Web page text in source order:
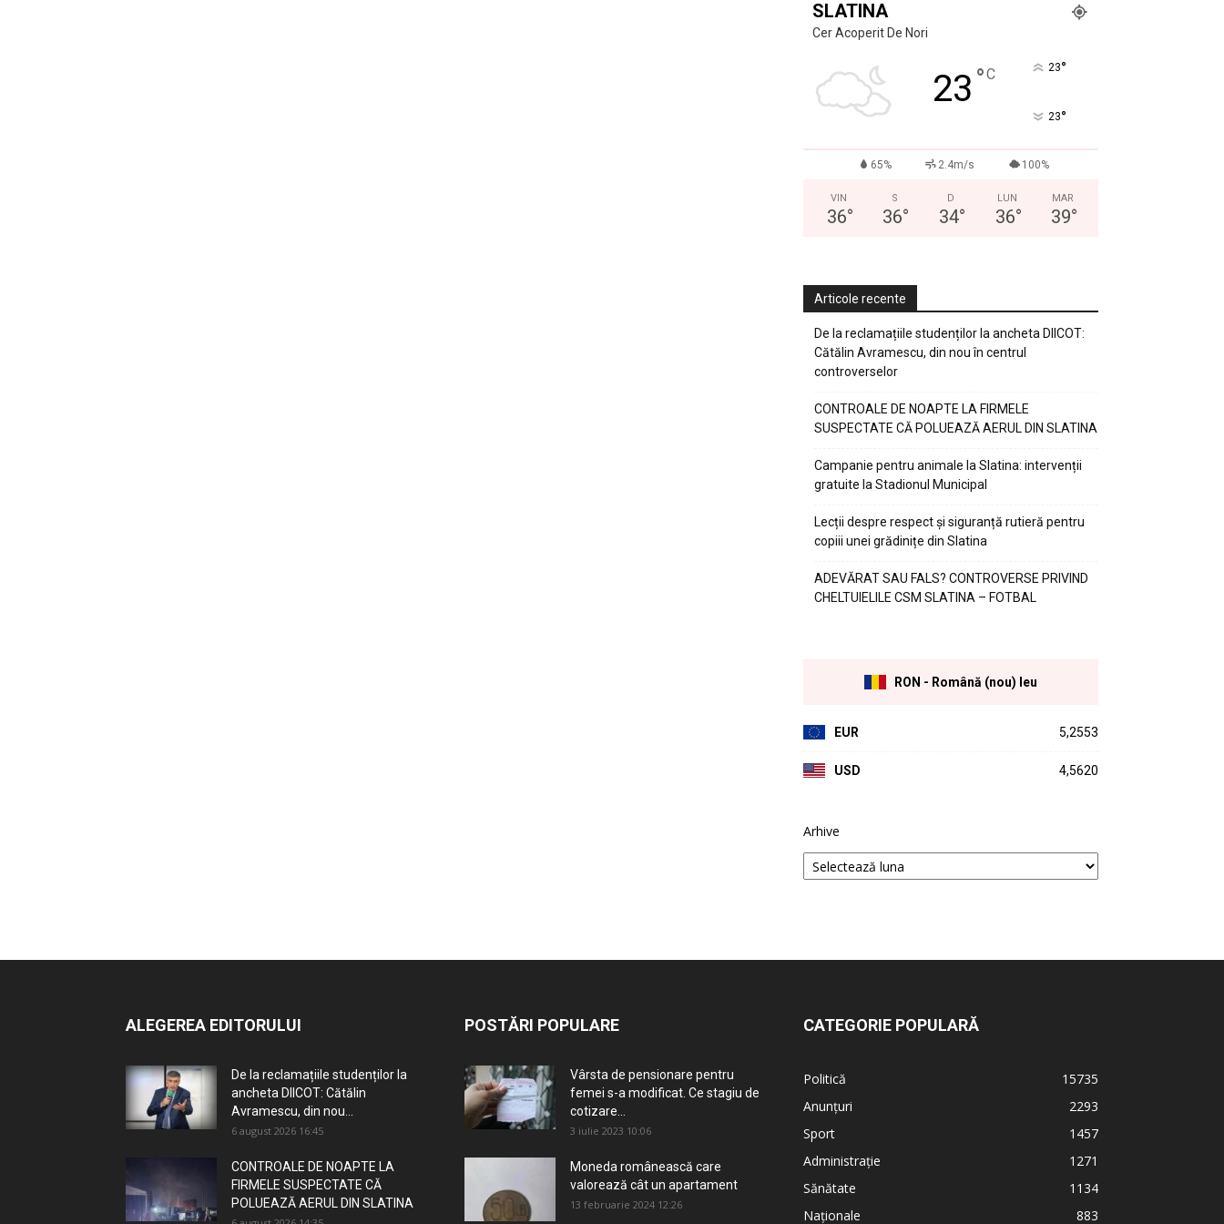
SLATINA
Cer Acoperit De Nori
23 °C 23°
23°
65% 2.4m/s 100%
VIN
36°
S
36°
D
34°
LUN
36°
MAR
39°
Articole recente
De la reclamațiile studenților la ancheta DIICOT:
Cătălin Avramescu, din nou în centrul
controverselor
CONTROALE DE NOAPTE LA FIRMELE
SUSPECTATE CĂ POLUEAZĂ AERUL DIN SLATINA
Campanie pentru animale la Slatina: intervenții
gratuite la Stadionul Municipal
Lecții despre respect și siguranță rutieră pentru
copiii unei grădinițe din Slatina
ADEVĂRAT SAU FALS? CONTROVERSE PRIVIND
CHELTUIELILE CSM SLATINA – FOTBAL
RON - Română (nou) leu
EUR 5,2553
USD 4,5620
Arhive
ALEGEREA EDITORULUI
De la reclamațiile studenților la
ancheta DIICOT: Cătălin
Avramescu, din nou...
6 august 2026 16:45
CONTROALE DE NOAPTE LA
FIRMELE SUSPECTATE CĂ
POLUEAZĂ AERUL DIN SLATINA
POSTĂRI POPULARE
Vârsta de pensionare pentru
femei s-a modificat. Ce stagiu de
cotizare...
3 iulie 2023 10:06
Moneda românească care
valorează cât un apartament
13 februarie 2024 12:26
CATEGORIE POPULARĂ
Politică
15735
Anunțuri
2293
Sport
1457
Administrație
1271
Sănătate
1134
Naționale
883